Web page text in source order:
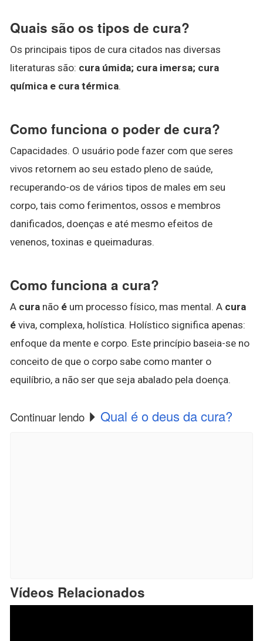
Quais são os tipos de cura?
Os principais tipos de cura citados nas diversas
literaturas são: cura úmida; cura imersa; cura
química e cura térmica.
Como funciona o poder de cura?
Capacidades. O usuário pode fazer com que seres
vivos retornem ao seu estado pleno de saúde,
recuperando-os de vários tipos de males em seu
corpo, tais como ferimentos, ossos e membros
danificados, doenças e até mesmo efeitos de
venenos, toxinas e queimaduras.
Como funciona a cura?
A cura não é um processo físico, mas mental. A cura
é viva, complexa, holística. Holístico significa apenas:
enfoque da mente e corpo. Este princípio baseia-se no
conceito de que o corpo sabe como manter o
equilíbrio, a não ser que seja abalado pela doença.
Continuar lendo Qual é o deus da cura?
Vídeos Relacionados